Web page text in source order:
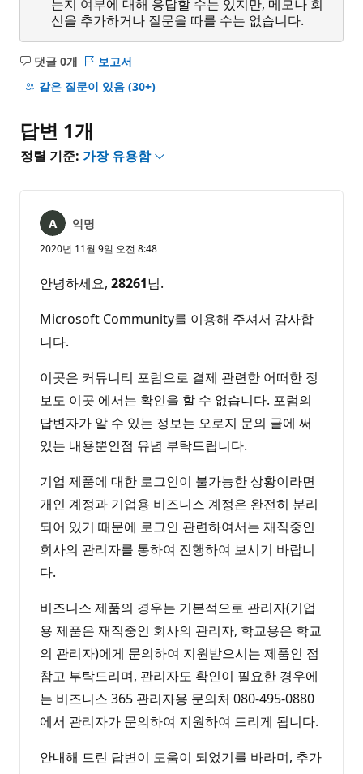
는지 여부에 대해 응답할 수는 있지만, 메모나 회
신을 추가하거나 질문을 따를 수는 없습니다.
댓글 0개
설
명
음
보고서
같은 질문이 있음 (30+)
답변 1개
정렬 기준: 가장 유용함
익명
2020년 11월 9일 오전 8:48
안녕하세요, 28261님.
Microsoft Community를 이용해 주셔서 감사합
니다.
이곳은 커뮤니티 포럼으로 결제 관련한 어떠한 정
보도 이곳 에서는 확인을 할 수 없습니다. 포럼의
답변자가 알 수 있는 정보는 오로지 문의 글에 써
있는 내용뿐인점 유념 부탁드립니다.
기업 제품에 대한 로그인이 불가능한 상황이라면
개인 계정과 기업용 비즈니스 계정은 완전히 분리
되어 있기 때문에 로그인 관련하여서는 재직중인
회사의 관리자를 통하여 진행하여 보시기 바랍니
다.
비즈니스 제품의 경우는 기본적으로 관리자(기업
용 제품은 재직중인 회사의 관리자, 학교용은 학교
의 관리자)에게 문의하여 지원받으시는 제품인 점
참고 부탁드리며, 관리자도 확인이 필요한 경우에
는 비즈니스 365 관리자용 문의처 080-495-0880
에서 관리자가 문의하여 지원하여 드리게 됩니다.
안내해 드린 답변이 도움이 되었기를 바라며, 추가